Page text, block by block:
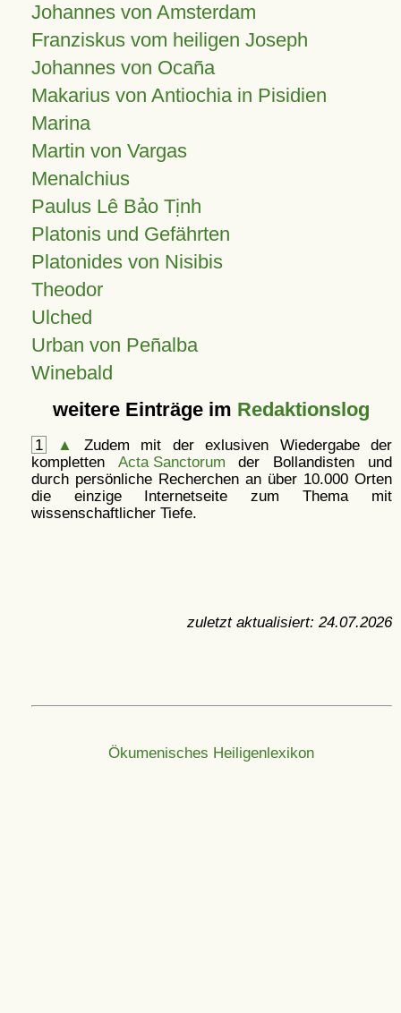
Johannes von Amsterdam
Franziskus vom heiligen Joseph
Johannes von Ocaña
Makarius von Antiochia in Pisidien
Marina
Martin von Vargas
Menalchius
Paulus Lê Bảo Tịnh
Platonis und Gefährten
Platonides von Nisibis
Theodor
Ulched
Urban von Peñalba
Winebald
weitere Einträge im Redaktionslog
1 ▲
Zudem mit der exlusiven Wiedergabe der
kompletten Acta Sanctorum der Bollandisten und
durch persönliche Recherchen an über 10.000 Orten
die einzige Internetseite zum Thema mit
wissenschaftlicher Tiefe.
zuletzt aktualisiert: 24.07.2026
Ökumenisches Heiligenlexikon